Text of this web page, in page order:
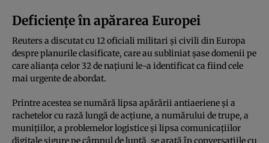
Deficiențe în apărarea Europei
Reuters a discutat cu 12 oficiali militari și civili din Europa
despre planurile clasificate, care au subliniat șase domenii pe
care alianța celor 32 de națiuni le-a identificat ca fiind cele
mai urgente de abordat.
Printre acestea se numără lipsa apărării antiaeriene și a
rachetelor cu rază lungă de acțiune, a numărului de trupe, a
munițiilor, a problemelor logistice și lipsa comunicațiilor
digitale sigure pe câmpul de luptă, se arată în conversațiile cu